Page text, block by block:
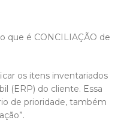
que é CONCILIAÇÃO de
os itens inventariados
(ERP) do cliente. Essa
de prioridade, também